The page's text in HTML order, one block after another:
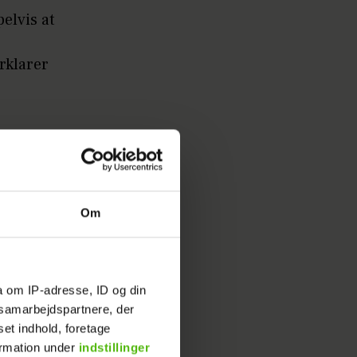
Om
om IP-adresse, ID og din
der
indhold, foretage
under indstillinger
at
Vi
sagt
til
ovenpå